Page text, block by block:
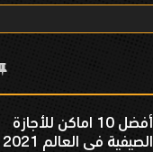
أفضل 10 اماكن للأجازة
الصيفية فى العالم 2021